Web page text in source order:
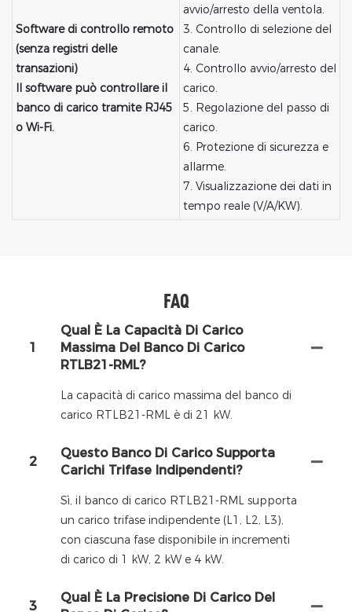
Software di controllo remoto
(senza registri delle
transazioni)
Il software può controllare il
banco di carico tramite RJ45
o Wi-Fi.
avvio/arresto della ventola.
3. Controllo di selezione del
canale.
4. Controllo avvio/arresto del
carico.
5. Regolazione del passo di
carico.
6. Protezione di sicurezza e
allarme.
7. Visualizzazione dei dati in
tempo reale (V/A/KW).
FAQ
1
Qual È La Capacità Di Carico
Massima Del Banco Di Carico
RTLB21-RML?
La capacità di carico massima del banco di
carico RTLB21-RML è di 21 kW.
2
Questo Banco Di Carico Supporta
Carichi Trifase Indipendenti?
Sì, il banco di carico RTLB21-RML supporta
un carico trifase indipendente (L1, L2, L3),
con ciascuna fase disponibile in incrementi
di carico di 1 kW, 2 kW e 4 kW.
3
Qual È La Precisione Di Carico Del